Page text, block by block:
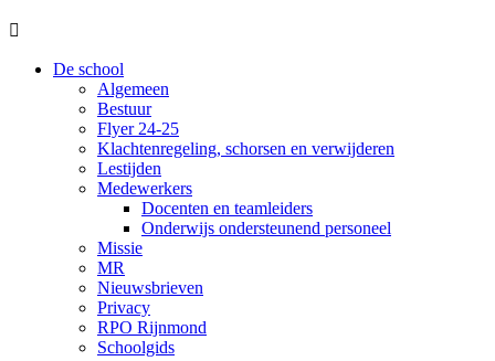

De school
Algemeen
Bestuur
Flyer 24-25
Klachtenregeling, schorsen en verwijderen
Lestijden
Medewerkers
Docenten en teamleiders
Onderwijs ondersteunend personeel
Missie
MR
Nieuwsbrieven
Privacy
RPO Rijnmond
Schoolgids